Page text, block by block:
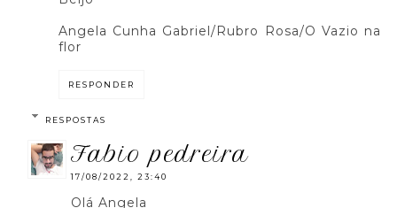
Angela Cunha Gabriel/Rubro Rosa/O Vazio na
flor
RESPONDER
RESPOSTAS
fabio pedreira
17/08/2022, 23:40
Olá Angela